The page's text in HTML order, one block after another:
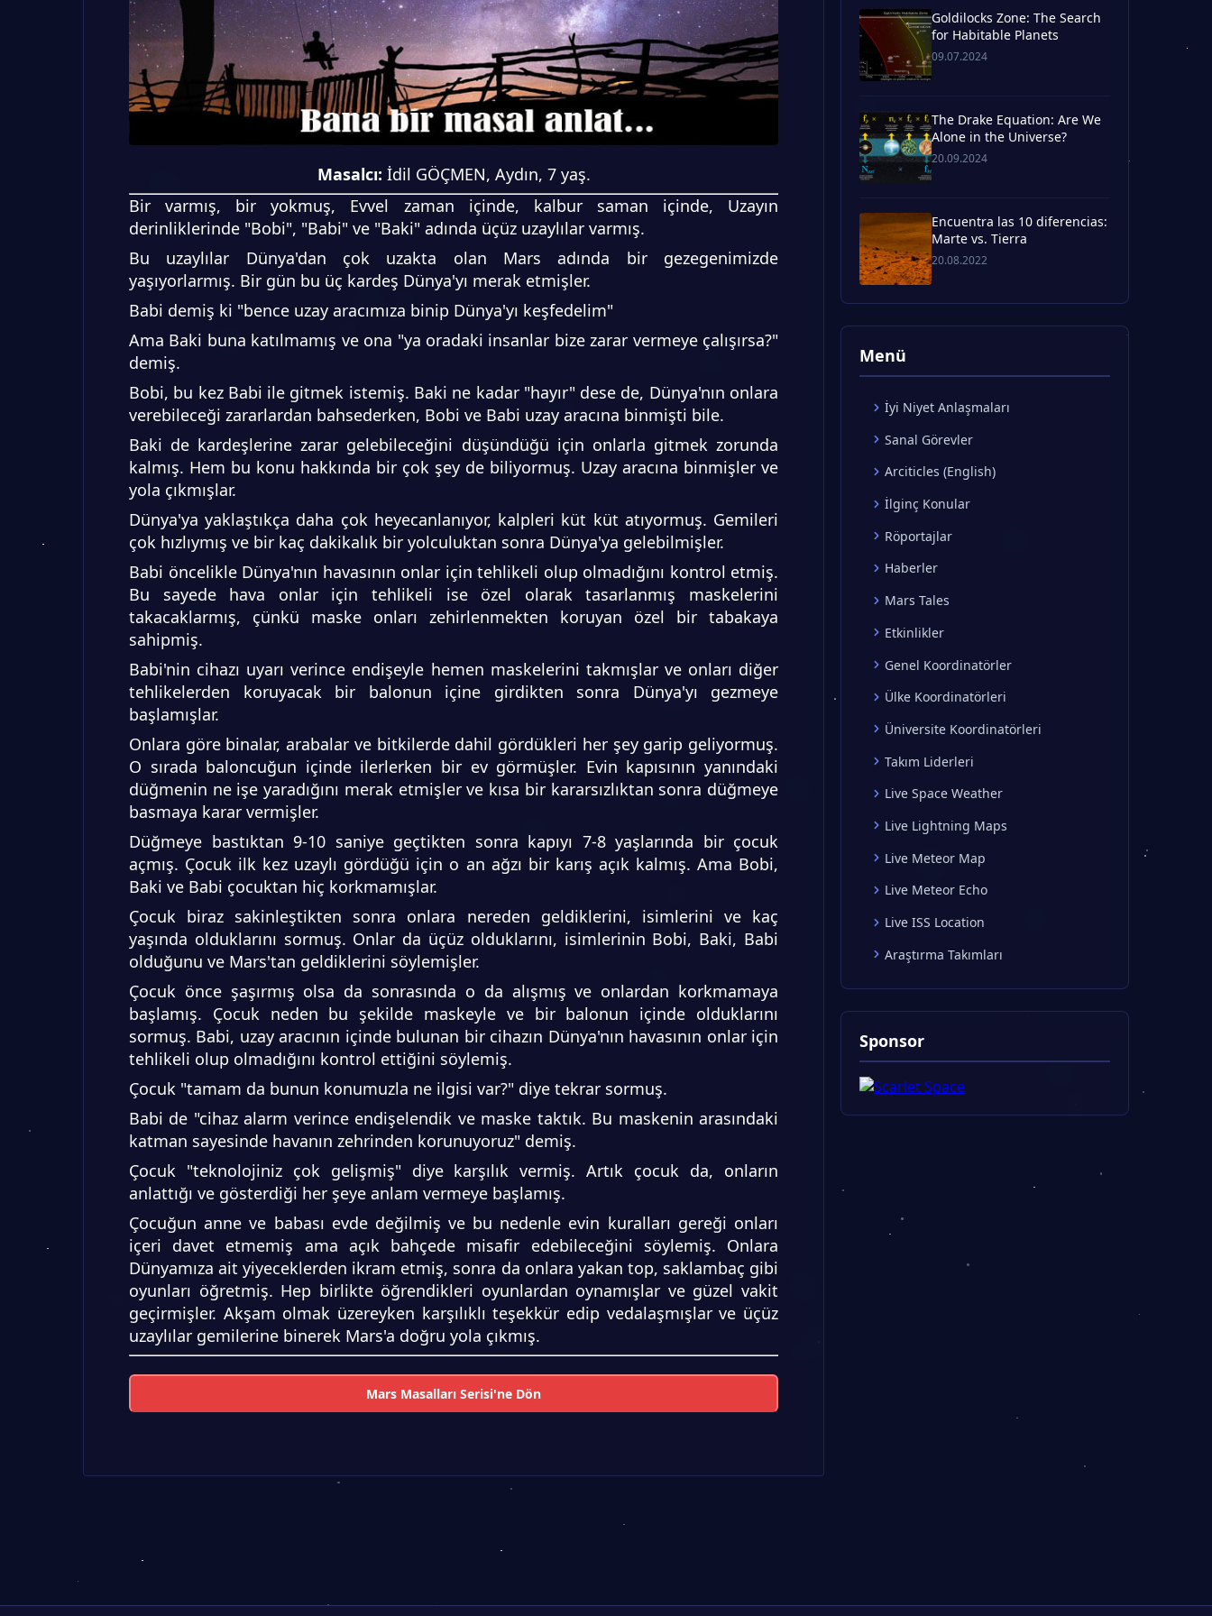
Masalcı: İdil GÖÇMEN, Aydın, 7 yaş.
Bir varmış, bir yokmuş, Evvel zaman içinde, kalbur saman içinde, Uzayın
derinliklerinde "Bobi", "Babi" ve "Baki" adında üçüz uzaylılar varmış.
Bu uzaylılar Dünya'dan çok uzakta olan Mars adında bir gezegenimizde
yaşıyorlarmış. Bir gün bu üç kardeş Dünya'yı merak etmişler.
Babi demiş ki "bence uzay aracımıza binip Dünya'yı keşfedelim"
Ama Baki buna katılmamış ve ona "ya oradaki insanlar bize zarar vermeye çalışırsa?"
demiş.
Bobi, bu kez Babi ile gitmek istemiş. Baki ne kadar "hayır" dese de, Dünya'nın onlara
verebileceği zararlardan bahsederken, Bobi ve Babi uzay aracına binmişti bile.
Baki de kardeşlerine zarar gelebileceğini düşündüğü için onlarla gitmek zorunda
kalmış. Hem bu konu hakkında bir çok şey de biliyormuş. Uzay aracına binmişler ve
yola çıkmışlar.
Dünya'ya yaklaştıkça daha çok heyecanlanıyor, kalpleri küt küt atıyormuş. Gemileri
çok hızlıymış ve bir kaç dakikalık bir yolculuktan sonra Dünya'ya gelebilmişler.
Babi öncelikle Dünya'nın havasının onlar için tehlikeli olup olmadığını kontrol etmiş.
Bu sayede hava onlar için tehlikeli ise özel olarak tasarlanmış maskelerini
takacaklarmış, çünkü maske onları zehirlenmekten koruyan özel bir tabakaya
sahipmiş.
Babi'nin cihazı uyarı verince endişeyle hemen maskelerini takmışlar ve onları diğer
tehlikelerden koruyacak bir balonun içine girdikten sonra Dünya'yı gezmeye
başlamışlar.
Onlara göre binalar, arabalar ve bitkilerde dahil gördükleri her şey garip geliyormuş.
O sırada baloncuğun içinde ilerlerken bir ev görmüşler. Evin kapısının yanındaki
düğmenin ne işe yaradığını merak etmişler ve kısa bir kararsızlıktan sonra düğmeye
basmaya karar vermişler.
Düğmeye bastıktan 9-10 saniye geçtikten sonra kapıyı 7-8 yaşlarında bir çocuk
açmış. Çocuk ilk kez uzaylı gördüğü için o an ağzı bir karış açık kalmış. Ama Bobi,
Baki ve Babi çocuktan hiç korkmamışlar.
Çocuk biraz sakinleştikten sonra onlara nereden geldiklerini, isimlerini ve kaç
yaşında olduklarını sormuş. Onlar da üçüz olduklarını, isimlerinin Bobi, Baki, Babi
olduğunu ve Mars'tan geldiklerini söylemişler.
Çocuk önce şaşırmış olsa da sonrasında o da alışmış ve onlardan korkmamaya
başlamış. Çocuk neden bu şekilde maskeyle ve bir balonun içinde olduklarını
sormuş. Babi, uzay aracının içinde bulunan bir cihazın Dünya'nın havasının onlar için
tehlikeli olup olmadığını kontrol ettiğini söylemiş.
Çocuk "tamam da bunun konumuzla ne ilgisi var?" diye tekrar sormuş.
Babi de "cihaz alarm verince endişelendik ve maske taktık. Bu maskenin arasındaki
katman sayesinde havanın zehrinden korunuyoruz" demiş.
Çocuk "teknolojiniz çok gelişmiş" diye karşılık vermiş. Artık çocuk da, onların
anlattığı ve gösterdiği her şeye anlam vermeye başlamış.
Çocuğun anne ve babası evde değilmiş ve bu nedenle evin kuralları gereği onları
içeri davet etmemiş ama açık bahçede misafir edebileceğini söylemiş. Onlara
Dünyamıza ait yiyeceklerden ikram etmiş, sonra da onlara yakan top, saklambaç gibi
oyunları öğretmiş. Hep birlikte öğrendikleri oyunlardan oynamışlar ve güzel vakit
geçirmişler. Akşam olmak üzereyken karşılıklı teşekkür edip vedalaşmışlar ve üçüz
uzaylılar gemilerine binerek Mars'a doğru yola çıkmış.
Mars Masalları Serisi'ne Dön
Goldilocks Zone: The Search
for Habitable Planets
09.07.2024
The Drake Equation: Are We
Alone in the Universe?
20.09.2024
Encuentra las 10 diferencias:
Marte vs. Tierra
20.08.2022
Menü
İyi Niyet Anlaşmaları
Sanal Görevler
Arciticles (English)
İlginç Konular
Röportajlar
Haberler
Mars Tales
Etkinlikler
Genel Koordinatörler
Ülke Koordinatörleri
Üniversite Koordinatörleri
Takım Liderleri
Live Space Weather
Live Lightning Maps
Live Meteor Map
Live Meteor Echo
Live ISS Location
Araştırma Takımları
Sponsor